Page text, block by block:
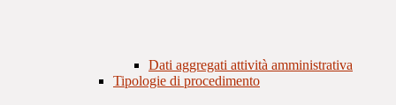
Dati aggregati attività amministrativa
Tipologie di procedimento